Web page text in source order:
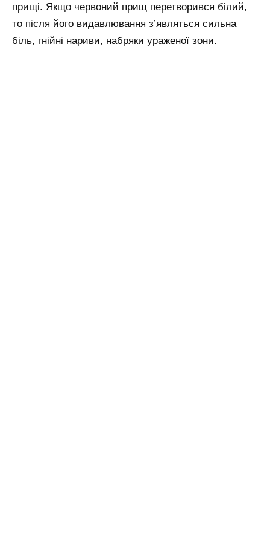
прищі. Якщо червоний прищ перетворився білий,
то після його видавлювання з’являться сильна
біль, гнійні нариви, набряки ураженої зони.